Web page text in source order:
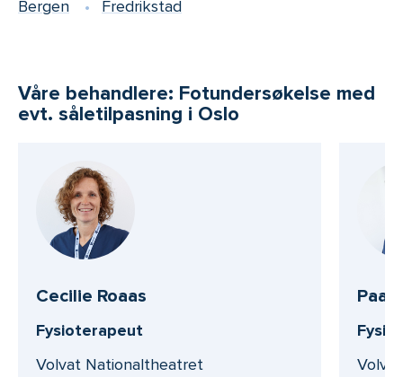
Bergen Fredrikstad
Våre behandlere: Fotundersøkelse med
evt. såletilpasning i Oslo
Cecilie Roaas
Fysioterapeut
Volvat Nationaltheatret
Paal